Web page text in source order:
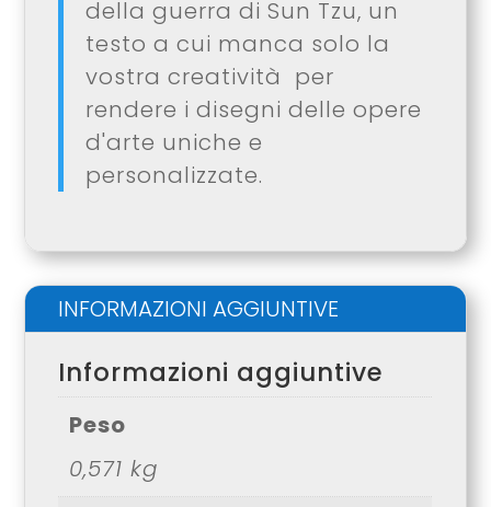
della guerra di Sun Tzu, un
testo a cui manca solo la
vostra creatività per
rendere i disegni delle opere
d'arte uniche e
personalizzate.
INFORMAZIONI AGGIUNTIVE
Informazioni aggiuntive
Peso
0,571 kg